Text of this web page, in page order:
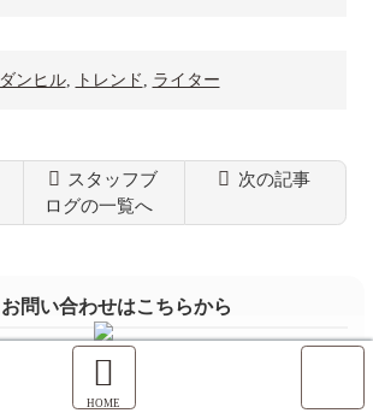
ダンヒル, トレンド ライター
スタッフブ
ログの一覧へ
次の記事
お問い合わせはこちらから
027-212-2475
027-212-2752
ホ